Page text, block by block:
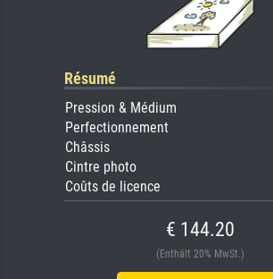
Résumé
Pression & Médium
Perfectionnement
Châssis
Cintre photo
Coûts de licence
€ 144.20
(Enthält 20% MwSt.)